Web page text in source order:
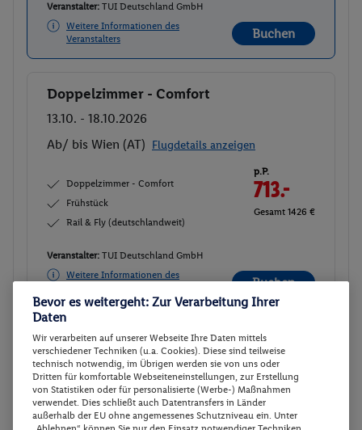
Veranstalter: TUI Deutschland GmbH
Weitere Informationen des
Veranstalters
Buchen
Buchen
Doppelzimmer - Comfort
13.10. - 18.10.2026
Ab/ bis Wien (AT) Flugdetails anzeigen
Doppelzimmer - Comfort
Frühstück
Rail & Fly (deutschlandweit)
p.P.
713.-
Gesamt 1426 €
Veranstalter: TUI Deutschland GmbH
Weitere Informationen des
Buchen
Buchen
Doppelzimmer - Comfort
14.10. - 19.10.2026
Ab/ bis Wien (AT) Flugdetails anzeigen
p.P.
Bevor es weitergeht: Zur Verarbeitung Ihrer
Daten
Wir verarbeiten auf unserer Webseite Ihre Daten mittels
verschiedener Techniken (u.a. Cookies). Diese sind teilweise
technisch notwendig, im Übrigen werden sie von uns oder
Dritten für komfortable Webseiteneinstellungen, zur Erstellung
von Statistiken oder für personalisierte (Werbe-) Maßnahmen
verwendet. Dies schließt auch Datentransfers in Länder
außerhalb der EU ohne angemessenes Schutzniveau ein. Unter